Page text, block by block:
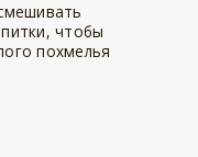
чтобы
похмелья